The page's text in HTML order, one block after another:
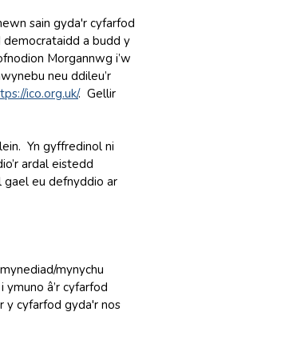
sain gyda'r cyfarfod
a budd y
Morgannwg i’w
neu ddileu’r
ico.org.uk/. Gellir
Yn gyffredinol ni
ardal eistedd
gael eu defnyddio ar
mynychu
â’r cyfarfod
y cyfarfod gyda'r nos